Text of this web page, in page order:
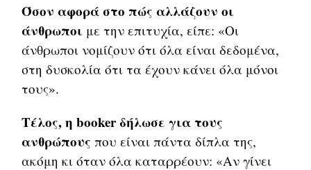
Όσον αφορά στο πώς αλλάζουν οι
άνθρωποι με την επιτυχία, είπε: «Οι
άνθρωποι νομίζουν ότι όλα είναι δεδομένα,
στη δυσκολία ότι τα έχουν κάνει όλα μόνοι
τους».
Τέλος, η booker δήλωσε για τους
ανθρώπους που είναι πάντα δίπλα της,
ακόμη κι όταν όλα καταρρέουν: «Αν γίνει